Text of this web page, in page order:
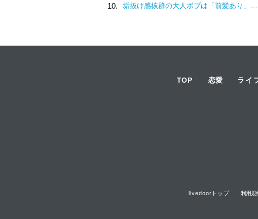
10. 垢抜け感抜群の大人ボブは「前髪あり」が一番♡
TOP 恋愛 ライ
livedoorトップ 利用規